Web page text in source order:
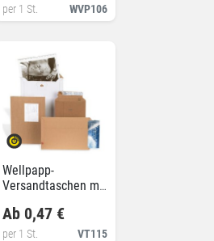
WVP106
per 1 St.
Wellpapp-
Versandtaschen mit
VT115
Ab 0,47 €
per 1 St.